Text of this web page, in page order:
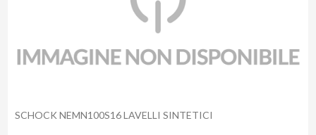
SCHOCK NEMN100S16 LAVELLI SINTETICI